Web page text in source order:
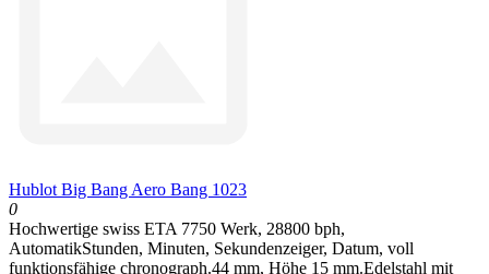
Hublot Big Bang Aero Bang 1023
0
Hochwertige swiss ETA 7750 Werk, 28800 bph,
AutomatikStunden, Minuten, Sekundenzeiger, Datum, voll
funktionsfähige chronograph.44 mm, Höhe 15 mm.Edelstahl mit